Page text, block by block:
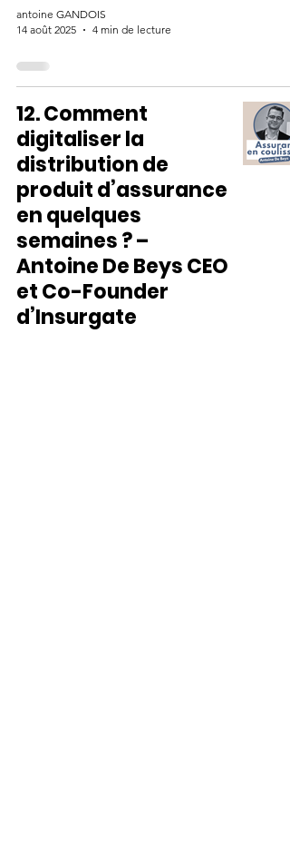
antoine GANDOIS
14 août 2025
4 min de lecture
12. Comment
digitaliser la
distribution de
produit d’assurance
en quelques
semaines ? –
Antoine De Beys CEO
et Co-Founder
d’Insurgate